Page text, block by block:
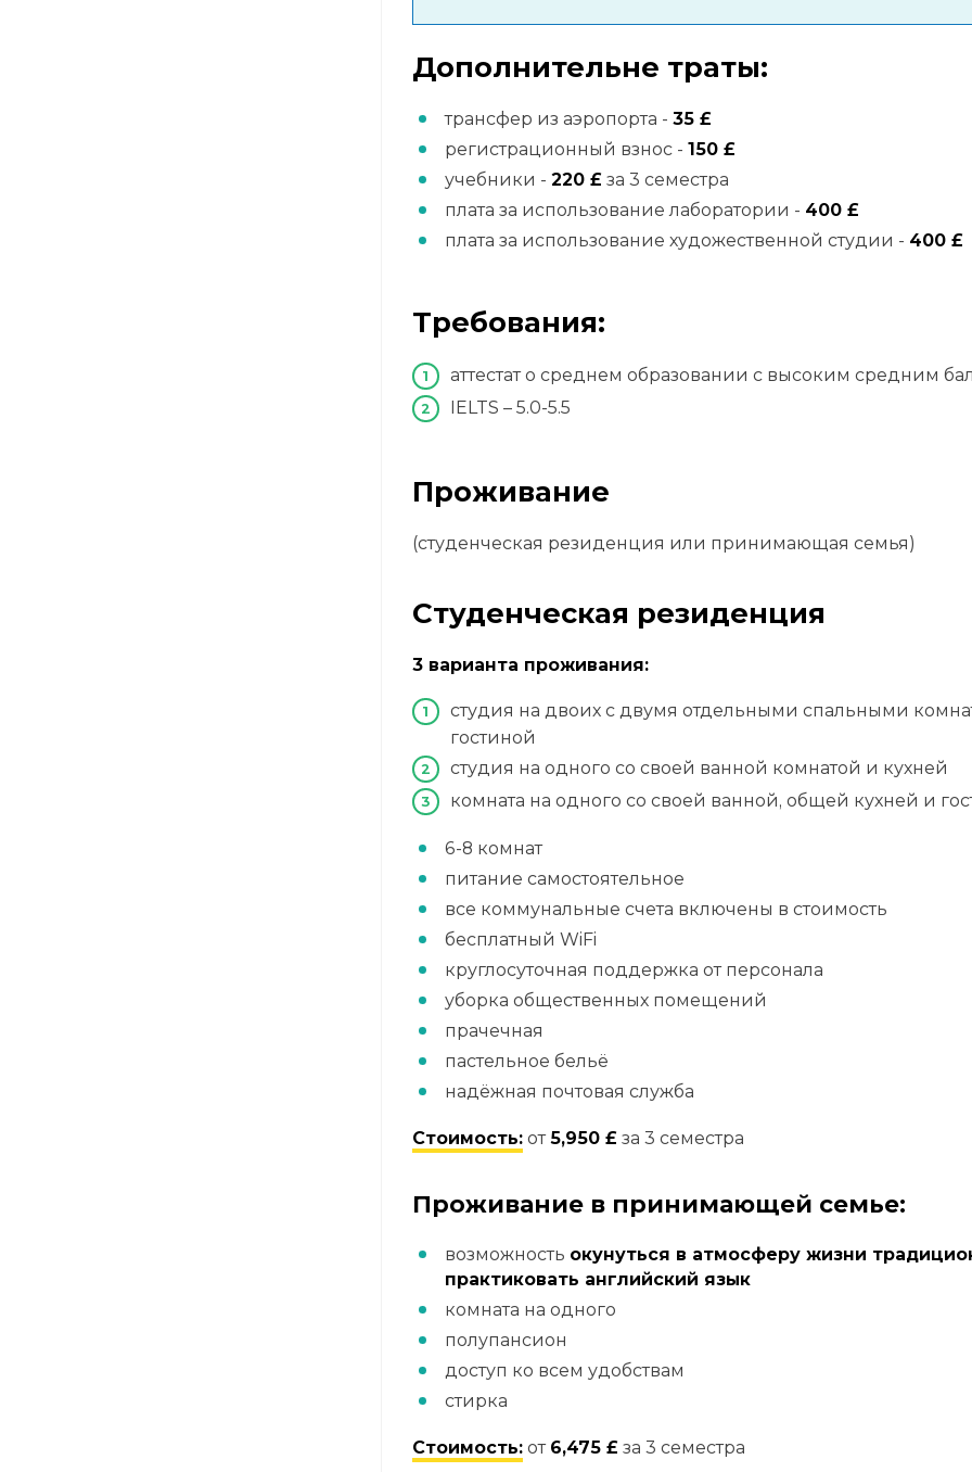
Дополнительне траты:
трансфер из аэропорта - 35 £
регистрационный взнос - 150 £
учебники - 220 £ за 3 семестра
плата за использование лаборатории - 400 £
плата за использование художественной студии - 400 £
Требования:
аттестат о среднем образовании с высоким средним
IELTS – 5.0-5.5
Проживание
(студенческая резиденция или принимающая семья)
Студенческая резиденция
3 варианта проживания:
студия на двоих с двумя отдельными спальными
гостиной
студия на одного со своей ванной комнатой и кухней
комната на одного со своей ванной, общей кухней и
6-8 комнат
питание самостоятельное
все коммунальные счета включены в стоимость
бесплатный WiFi
круглосуточная поддержка от персонала
уборка общественных помещений
прачечная
пастельное бельё
надёжная почтовая служба
Стоимость:от5,950 £ за 3 семестра
Проживание в принимающей семье:
возможность окунуться в атмосферу жизни
практиковать английский язык
комната на одного
полупансион
доступ ко всем удобствам
стирка
Стоимость:от 6,475 £ за 3 семестра